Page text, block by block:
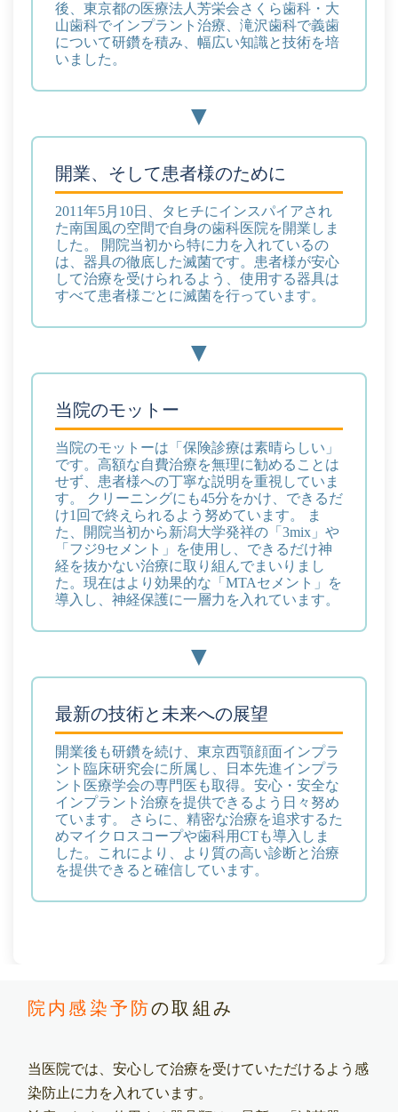
後、東京都の医療法人芳栄会さくら歯科・大
山歯科でインプラント治療、滝沢歯科で義歯
について研鑽を積み、幅広い知識と技術を培
いました。
開業、そして患者様のために
2011年5月10日、タヒチにインスパイアされ
た南国風の空間で自身の歯科医院を開業しま
した。
開院当初から特に力を入れているの
は、器具の徹底した滅菌です。 患者様が安心
して治療を受けられるよう、使用する器具は
すべて患者様ごとに滅菌を行っています。
当院のモットー
当院のモットーは「保険診療は素晴らしい」
です。高額な自費治療を無理に勧めることは
せず、患者様への丁寧な説明を重視していま
す。 クリーニングにも45分をかけ、できるだ
け1回で終えられるよう努めています。
ま
た、開院当初から新潟大学発祥の「3mix」や
「フジ9セメント」を使用し、できるだけ神
経を抜かない治療に取り組んでまいりまし
た。現在はより効果的な「MTAセメント」を
導入し、神経保護に一層力を入れています。
最新の技術と未来への展望
開業後も研鑽を続け、東京西顎顔面インプラ
ント臨床研究会に所属し、日本先進インプラ
ント医療学会の専門医も取得。安心・安全な
インプラント治療を提供できるよう日々努め
ています。 さらに、精密な治療を追求するた
めマイクロスコープや歯科用CTも導入しま
した。これにより、より質の高い診断と治療
を提供できると確信しています。
院内感染予防の取組み
当医院では、安心して治療を受けていただけるよう感
染防止に力を入れています。